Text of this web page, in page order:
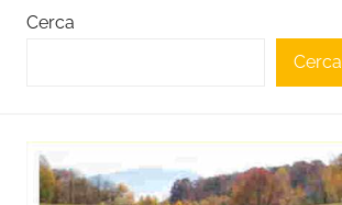
Cerca
Cerca